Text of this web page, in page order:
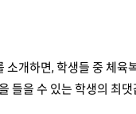
개하면, 학생들 중 체
들을 수 있는 학생의 최